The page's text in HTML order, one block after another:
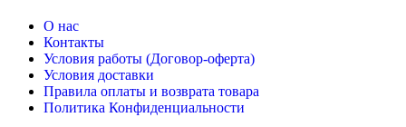
О нас
Контакты
Условия работы (Договор-оферта)
Условия доставки
Правила оплаты и возврата товара
Политика Конфиденциальности